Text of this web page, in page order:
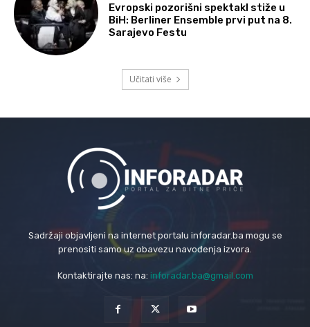
Evropski pozorišni spektakl stiže u
BiH: Berliner Ensemble prvi put na 8.
Sarajevo Festu
Učitati više
Sadržaji objavljeni na internet portalu inforadar.ba mogu se
prenositi samo uz obavezu navođenja izvora.
Kontaktirajte nas: na: inforadar.ba@gmail.com